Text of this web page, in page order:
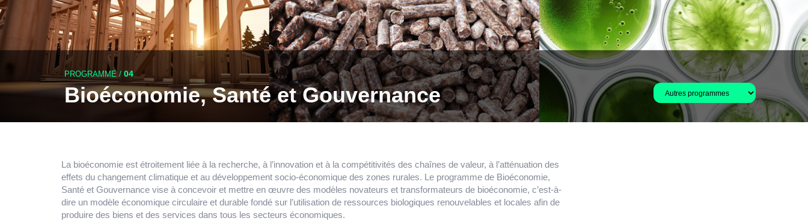
PROGRAMME/ 04
Bioéconomie, Santé et Gouvernance
La bioéconomie est étroitement liée à la recherche, à l’innovation et à la compétitivités des chaînes de valeur, à l’atténuation des
effets du changement climatique et au développement socio-économique des zones rurales. Le programme de Bioéconomie,
Santé et Gouvernance vise à concevoir et mettre en œuvre des modèles novateurs et transformateurs de bioéconomie, c’est-à-
dire un modèle économique circulaire et durable fondé sur l’utilisation de ressources biologiques renouvelables et locales afin de
produire des biens et des services dans tous les secteurs économiques.